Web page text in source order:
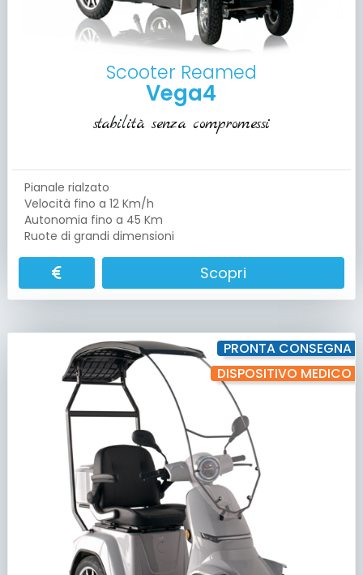
Scooter Reamed
Vega4
stabilità senza compromessi
Pianale rialzato
Velocità fino a 12 Km/h
Autonomia fino a 45 Km
Ruote di grandi dimensioni
Scopri
PRONTA CONSEGNA
DISPOSITIVO MEDICO